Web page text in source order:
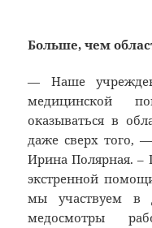
Больше, чем
— Наше
медицинской
оказываться в
даже сверх того,
Ирина Полярная. –
экстренной
мы участвуем в
медосмотры